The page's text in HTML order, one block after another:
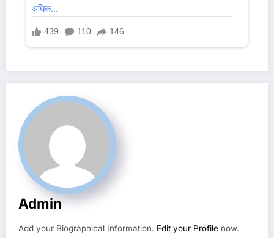
Admin
Add your Biographical Information. Edit your Profile now.